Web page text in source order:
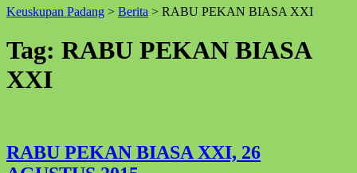
↑
Keuskupan Padang > Berita > RABU PEKAN BIASA XXI
Tag: RABU PEKAN BIASA
XXI
RABU PEKAN BIASA XXI, 26